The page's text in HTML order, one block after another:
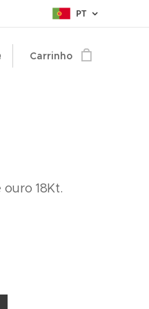
PT
Carrinho
18Kt.